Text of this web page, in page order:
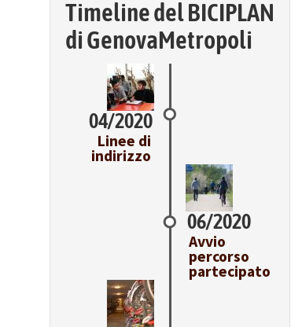
Timeline del BICIPLAN
di GenovaMetropoli
04/2020
Linee di
indirizzo
06/2020
Avvio
percorso
partecipato